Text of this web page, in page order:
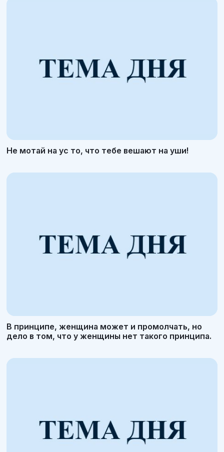
Не мотай на ус то, что тебе вешают на уши!
В принципе, женщина может и промолчать, но
дело в том, что у женщины нет такого принципа.